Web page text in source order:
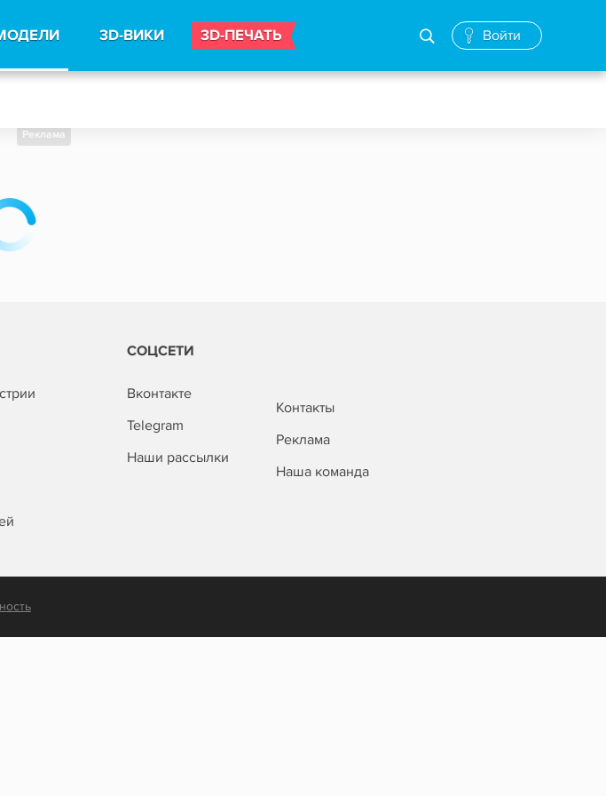
3D-ВИКИ 3D-ПЕЧАТЬ Войти
Реклама
СОЦСЕТИ
Вконтакте
Telegram
Наши рассылки
Контакты
Реклама
Наша команда